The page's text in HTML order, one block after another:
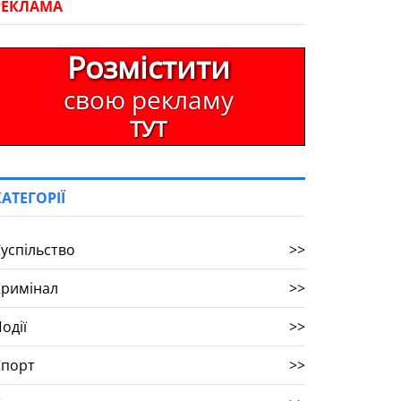
Розмістити
свою рекламу
ТУТ
>>
>>
>>
>>